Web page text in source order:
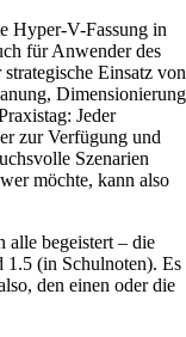
Hyper-V-Fassung in
für Anwender des
Einsatz von
Dimensionierung
Jeder
zur Verfügung und
Szenarien
möchte, kann also
alle begeistert – die
1.5 (in Schulnoten). Es
den einen oder die